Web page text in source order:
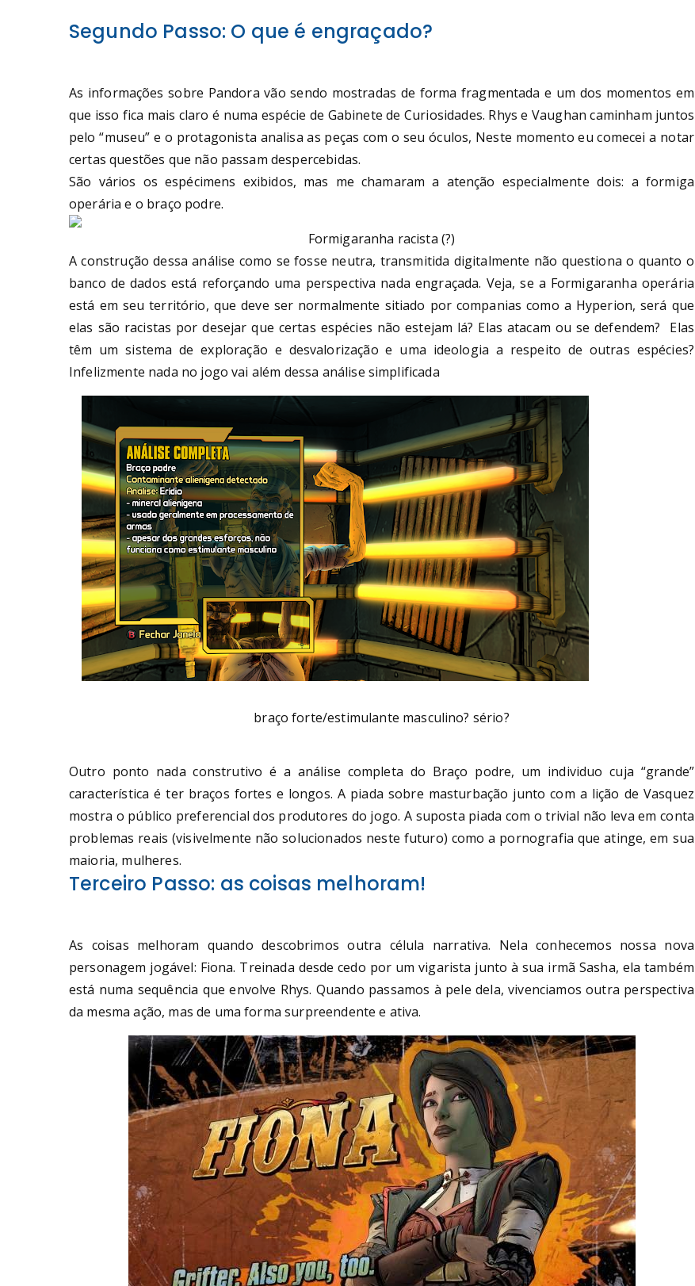
Segundo Passo: O que é engraçado?
As informações sobre Pandora vão sendo mostradas de forma fragmentada e um dos momentos em
que isso fica mais claro é numa espécie de Gabinete de Curiosidades. Rhys e Vaughan caminham juntos
pelo “museu” e o protagonista analisa as peças com o seu óculos, Neste momento eu comecei a notar
certas questões que não passam despercebidas.
São vários os espécimens exibidos, mas me chamaram a atenção especialmente dois: a formiga
operária e o braço podre.
Formigaranha racista (?)
A construção dessa análise como se fosse neutra, transmitida digitalmente não questiona o quanto o
banco de dados está reforçando uma perspectiva nada engraçada. Veja, se a Formigaranha operária
está em seu território, que deve ser normalmente sitiado por companias como a Hyperion, será que
elas são racistas por desejar que certas espécies não estejam lá? Elas atacam ou se defendem? Elas
têm um sistema de exploração e desvalorização e uma ideologia a respeito de outras espécies?
Infelizmente nada no jogo vai além dessa análise simplificada
braço forte/estimulante masculino? sério?
Outro ponto nada construtivo é a análise completa do Braço podre, um individuo cuja “grande”
característica é ter braços fortes e longos. A piada sobre masturbação junto com a lição de Vasquez
mostra o público preferencial dos produtores do jogo. A suposta piada com o trivial não leva em conta
problemas reais (visivelmente não solucionados neste futuro) como a pornografia que atinge, em sua
maioria, mulheres.
Terceiro Passo: as coisas melhoram!
As coisas melhoram quando descobrimos outra célula narrativa. Nela conhecemos nossa nova
personagem jogável: Fiona. Treinada desde cedo por um vigarista junto à sua irmã Sasha, ela também
está numa sequência que envolve Rhys. Quando passamos à pele dela, vivenciamos outra perspectiva
da mesma ação, mas de uma forma surpreendente e ativa.